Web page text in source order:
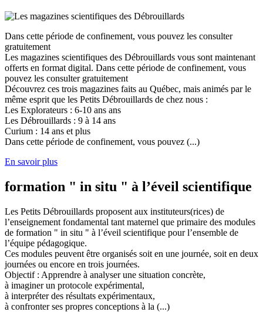
Dans cette période de confinement, vous pouvez les consulter
gratuitement
Les magazines scientifiques des Débrouillards vous sont maintenant
offerts en format digital. Dans cette période de confinement, vous
pouvez les consulter gratuitement
Découvrez ces trois magazines faits au Québec, mais animés par le
même esprit que les Petits Débrouillards de chez nous :
Les Explorateurs : 6-10 ans ans
Les Débrouillards : 9 à 14 ans
Curium : 14 ans et plus
Dans cette période de confinement, vous pouvez (...)
En savoir plus
formation " in situ " à l’éveil scientifique
Les Petits Débrouillards proposent aux instituteurs(rices) de
l’enseignement fondamental tant maternel que primaire des modules
de formation " in situ " à l’éveil scientifique pour l’ensemble de
l’équipe pédagogique.
Ces modules peuvent être organisés soit en une journée, soit en deux
journées ou encore en trois journées.
Objectif : Apprendre à analyser une situation concrète,
à imaginer un protocole expérimental,
à interpréter des résultats expérimentaux,
à confronter ses propres conceptions à la (...)